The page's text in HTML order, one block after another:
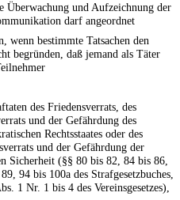
Überwachung und Aufzeichnung der
darf angeordnet
wenn bestimmte Tatsachen den
begründen, daß jemand als Täter
des Friedensverrats, des
und der Gefährdung des
Rechtsstaates oder des
und der Gefährdung der
Sicherheit (§§ 80 bis 82, 84 bis 86,
94 bis 100a des Strafgesetzbuches,
1 Nr. 1 bis 4 des Vereinsgesetzes),